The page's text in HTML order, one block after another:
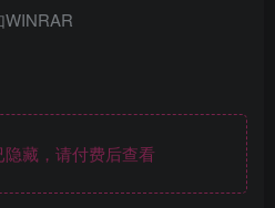
藏，请付费后查看